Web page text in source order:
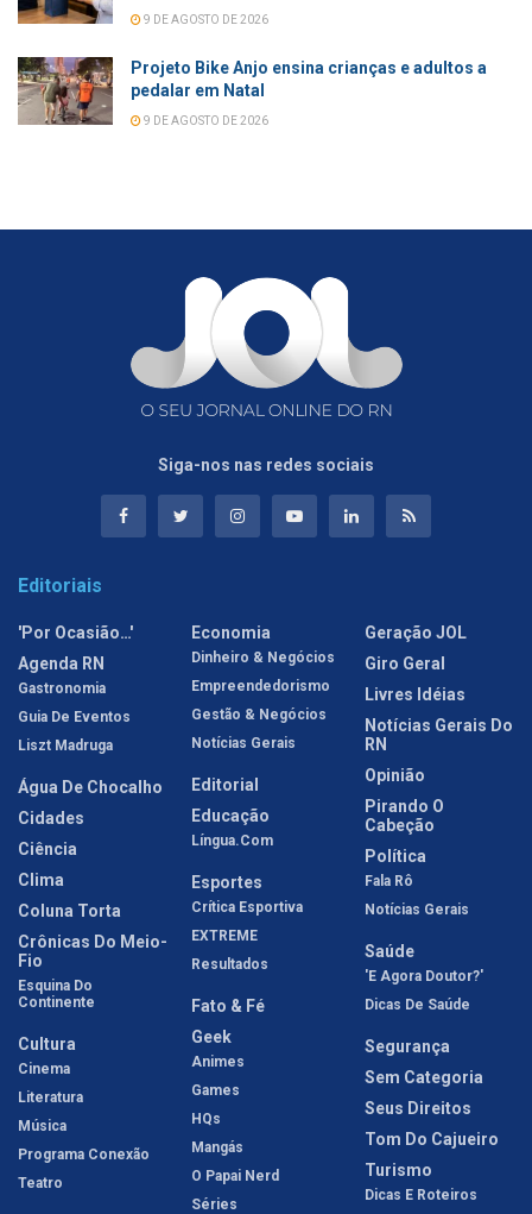
9 DE AGOSTO DE 2026
Projeto Bike Anjo ensina crianças e adultos a
pedalar em Natal
9 DE AGOSTO DE 2026
Siga-nos nas redes sociais
Editoriais
'Por Ocasião…'
Agenda RN
Gastronomia
Guia De Eventos
Liszt Madruga
Água De Chocalho
Cidades
Ciência
Clima
Coluna Torta
Crônicas Do Meio-
Fio
Esquina Do
Continente
Cultura
Cinema
Literatura
Música
Programa Conexão
Teatro
Economia
Dinheiro & Negócios
Empreendedorismo
Gestão & Negócios
Notícias Gerais
Editorial
Educação
Língua.com
Esportes
Crítica Esportiva
EXTREME
Resultados
Fato & Fé
Geek
Animes
Games
HQs
Mangás
O Papai Nerd
Séries
Geração JOL
Giro Geral
Livres Idéias
Notícias Gerais Do
RN
Opinião
Pirando O
Cabeção
Política
Fala Rô
Notícias Gerais
Saúde
'E Agora Doutor?'
Dicas De Saúde
Segurança
Sem Categoria
Seus Direitos
Tom Do Cajueiro
Turismo
Dicas E Roteiros